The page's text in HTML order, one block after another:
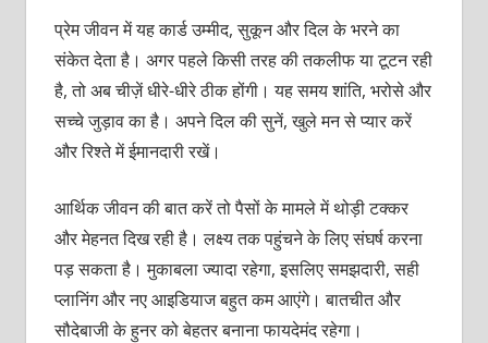
प्रेम जीवन में यह कार्ड उम्मीद, सुकून और दिल के भरने का
संकेत देता है। अगर पहले किसी तरह की तकलीफ या टूटन रही
है, तो अब चीज़ें धीरे-धीरे ठीक होंगी। यह समय शांति, भरोसे और
सच्चे जुड़ाव का है। अपने दिल की सुनें, खुले मन से प्यार करें
और रिश्ते में ईमानदारी रखें।
आर्थिक जीवन की बात करें तो पैसों के मामले में थोड़ी टक्कर
और मेहनत दिख रही है। लक्ष्य तक पहुंचने के लिए संघर्ष करना
पड़ सकता है। मुकाबला ज्यादा रहेगा, इसलिए समझदारी, सही
प्लानिंग और नए आइडियाज बहुत कम आएंगे। बातचीत और
सौदेबाजी के हुनर को बेहतर बनाना फायदेमंद रहेगा।